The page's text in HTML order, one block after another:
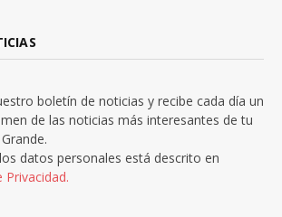
boletín de noticias y recibe cada día un
de las noticias más interesantes de tu
datos personales está descrito en
Privacidad.